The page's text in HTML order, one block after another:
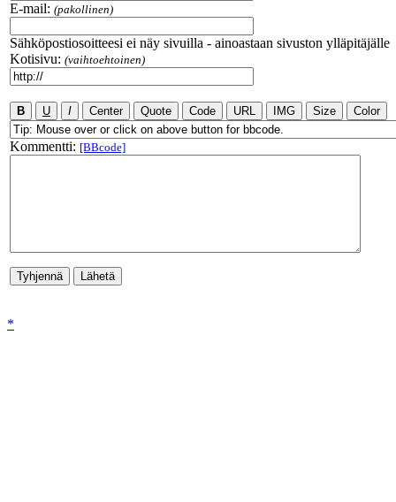
E-mail: (pakollinen)
Sähköpostiosoitteesi ei näy sivuilla - ainoastaan sivuston ylläpitäjälle
Kotisivu: (vaihtoehtoinen)
Kommentti: [BBcode]
*